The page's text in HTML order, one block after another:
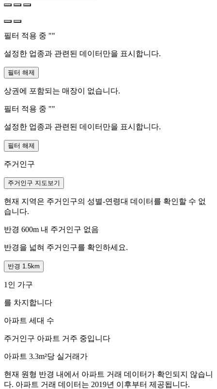
필터 적용 중 ""
설정한 업종과 관련된 데이터만을 표시합니다.
필터 해제
상권에 포함되는 매장이 없습니다.
필터 적용 중 ""
설정한 업종과 관련된 데이터만을 표시합니다.
필터 해제
주거인구
주거인구 지도보기
현재 지역은 주거인구의 성별-연령대 데이터를 확인할 수 없
습니다.
반경 600m 내 주거인구 없음
반경을 넓혀 주거인구를 확인하세요.
반경 1.5km
1인 가구
를 차지합니다
아파트 세대 수
주거인구 아파트 거주 중입니다
아파트 3.3m²당 실거래가
현재 원형 반경 내에서 아파트 거래 데이터가 확인되지 않습니
다. 아파트 거래 데이터는 2019년 이후부터 제공됩니다.